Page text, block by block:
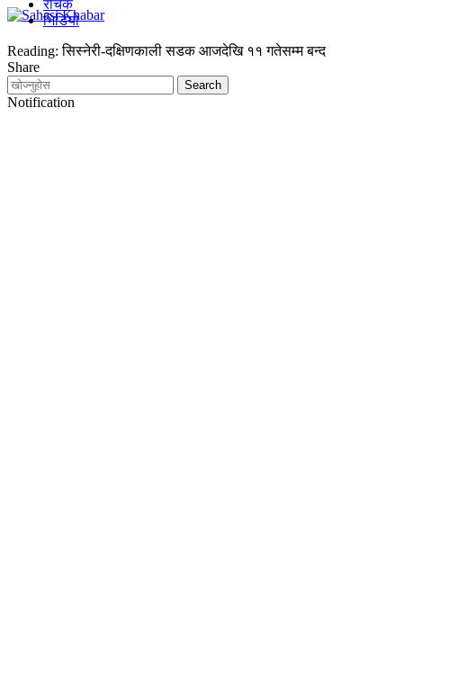
रोचक
भिडियो
Reading: सिस्नेरी-दक्षिणकाली सडक आजदेखि ११ गतेसम्म बन्द
Share
Notification